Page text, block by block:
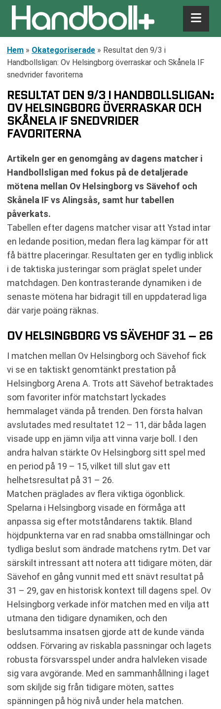
Hem » Okategoriserade » Resultat den 9/3 i
Handbollsligan: Ov Helsingborg överraskar och Skånela IF
snedvrider favoriterna
RESULTAT DEN 9/3 I HANDBOLLSLIGAN:
OV HELSINGBORG ÖVERRASKAR OCH
SKÅNELA IF SNEDVRIDER
FAVORITERNA
Artikeln ger en genomgång av dagens matcher i
Handbollsligan med fokus på de detaljerade
mötena mellan Ov Helsingborg vs Sävehof och
Skånela IF vs Alingsås, samt hur tabellen
påverkats.
Tabellen efter dagens matcher visar att Ystad intar
en ledande position, medan flera lag kämpar för att
få bättre placeringar. Resultaten ger en tydlig inblick
i de taktiska justeringar som präglat spelet under
matchdagen. Den kontrasterande dynamiken i de
senaste mötena har bidragit till en uppdaterad liga
där varje poäng räknas.
OV HELSINGBORG VS SÄVEHOF 31 – 26
I matchen mellan Ov Helsingborg och Sävehof fick
vi se en taktiskt genomtänkt prestation på
Helsingborg Arena A. Trots att Sävehof betraktades
som favoriter inför matchstart lyckades
hemmalaget vända på trenden. Den första halvan
avslutades med resultatet 12 – 11, där båda lagen
visade upp en jämn vilja att vinna varje boll. I den
andra halvan stärkte Ov Helsingborg sitt spel med
en period på 19 – 15, vilket till slut gav ett
helhetsresultat på 31 – 26.
Matchen präglades av flera viktiga ögonblick.
Spelarna i Helsingborg visade en förmåga att
anpassa sig efter motståndarens taktik. Bland
höjdpunkterna var en rad snabba omställningar och
tydliga beslut som ändrade matchens rytm. Det var
särskilt intressant att notera att tidigare möten, där
Sävehof en gång vunnit med ett snävt resultat på
31 – 29, gav en historisk kontext till dagens spel. Ov
Helsingborg verkade inför matchen med en vilja att
utmana den tidigare dynamiken, och den
beslutsamma insatsen gjorde att de kunde vända
oddsen. Förvaring av riskabla passningar och lagets
robusta försvarsspel under andra halvleken visade
sig vara avgörande. Med en sammanhållning i laget
som skiljde sig från tidigare möten, sattes
spänningen på hög nivå under hela matchen.